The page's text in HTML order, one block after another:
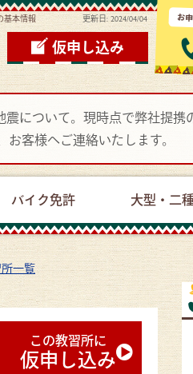
基本情報 更新日: 2024/04/04
仮申し込み
お
について。現時点で弊社提
客様へご連絡いたします。
バイク免許 大型・二
一覧
この教習所に
仮申し込み